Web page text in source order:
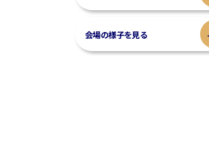
会場の様子を見る